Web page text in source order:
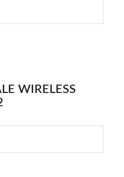
WIRELESS